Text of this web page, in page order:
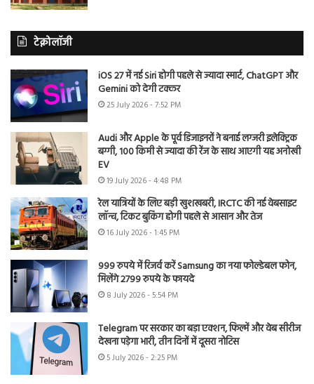
टेक्नोलॉजी
iOS 27 में नई Siri होगी पहले से ज्यादा स्मार्ट, ChatGPT और
Gemini को देगी टक्कर
25 July 2026 - 7:52 PM
Audi और Apple के पूर्व डिजाइनरों ने बनाई लग्जरी इलेक्ट्रिक
बग्गी, 100 किमी से ज्यादा की रेंज के साथ आएगी यह अनोखी
EV
19 July 2026 - 4:48 PM
रेल यात्रियों के लिए बड़ी खुशखबरी, IRCTC की नई वेबसाइट
लॉन्च, टिकट बुकिंग होगी पहले से आसान और तेज
16 July 2026 - 1:45 PM
999 रुपये में रिजर्व करें Samsung का नया फोल्डेबल फोन,
मिलेंगे 2799 रुपये के फायदे
8 July 2026 - 5:54 PM
Telegram पर सरकार का बड़ा एक्शन, फिल्में और वेब सीरीज
देखना पड़ेगा भारी, तीन दिनों में दूसरा नोटिस
5 July 2026 - 2:25 PM